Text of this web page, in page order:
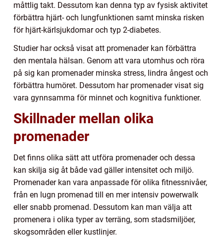
måttlig takt. Dessutom kan denna typ av fysisk aktivitet
förbättra hjärt- och lungfunktionen samt minska risken
för hjärt-kärlsjukdomar och typ 2-diabetes.
Studier har också visat att promenader kan förbättra
den mentala hälsan. Genom att vara utomhus och röra
på sig kan promenader minska stress, lindra ångest och
förbättra humöret. Dessutom har promenader visat sig
vara gynnsamma för minnet och kognitiva funktioner.
Skillnader mellan olika
promenader
Det finns olika sätt att utföra promenader och dessa
kan skilja sig åt både vad gäller intensitet och miljö.
Promenader kan vara anpassade för olika fitnessnivåer,
från en lugn promenad till en mer intensiv powerwalk
eller snabb promenad. Dessutom kan man välja att
promenera i olika typer av terräng, som stadsmiljöer,
skogsområden eller kustlinjer.